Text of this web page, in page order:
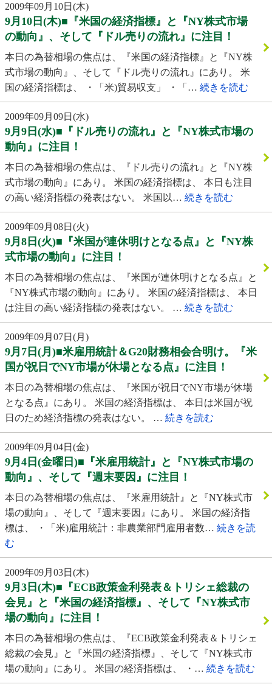
2009年09月10日(木)
9月10日(木)■『米国の経済指標』と『NY株式市場
の動向』、そして『ドル売りの流れ』に注目！
本日の為替相場の焦点は、『米国の経済指標』と『NY株
式市場の動向』、そして『ドル売りの流れ』にあり。 米
国の経済指標は、 ・「米)貿易収支」 ・「… 続きを読む
2009年09月09日(水)
9月9日(水)■『ドル売りの流れ』と『NY株式市場の
動向』に注目！
本日の為替相場の焦点は、『ドル売りの流れ』と『NY株
式市場の動向』にあり。 米国の経済指標は、 本日も注目
の高い経済指標の発表はない。 米国以… 続きを読む
2009年09月08日(火)
9月8日(火)■『米国が連休明けとなる点』と『NY株
式市場の動向』に注目！
本日の為替相場の焦点は、『米国が連休明けとなる点』と
『NY株式市場の動向』にあり。 米国の経済指標は、 本日
は注目の高い経済指標の発表はない。 … 続きを読む
2009年09月07日(月)
9月7日(月)■米雇用統計＆G20財務相会合明け。『米
国が祝日でNY市場が休場となる点』に注目！
本日の為替相場の焦点は、『米国が祝日でNY市場が休場
となる点』にあり。 米国の経済指標は、 本日は米国が祝
日のため経済指標の発表はない。 … 続きを読む
2009年09月04日(金)
9月4日(金曜日)■『米雇用統計』と『NY株式市場の
動向』、そして『週末要因』に注目！
本日の為替相場の焦点は、『米雇用統計』と『NY株式市
場の動向』、そして『週末要因』にあり。 米国の経済指
標は、 ・「米)雇用統計：非農業部門雇用者数… 続きを読
む
2009年09月03日(木)
9月3日(木)■『ECB政策金利発表＆トリシェ総裁の
会見』と『米国の経済指標』、そして『NY株式市
場の動向』に注目！
本日の為替相場の焦点は、『ECB政策金利発表＆トリシェ
総裁の会見』と『米国の経済指標』、そして『NY株式市
場の動向』にあり。 米国の経済指標は、 ・… 続きを読む